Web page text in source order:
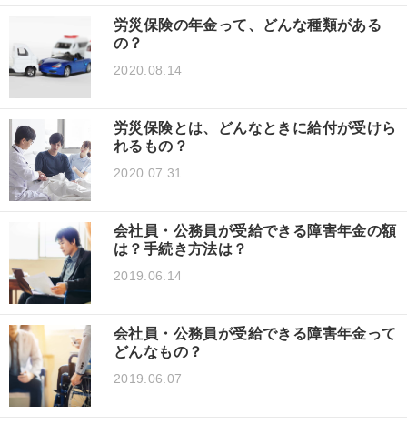
労災保険の年金って、どんな種類がある
の？
2020.08.14
労災保険とは、どんなときに給付が受けら
れるもの？
2020.07.31
会社員・公務員が受給できる障害年金の額
は？手続き方法は？
2019.06.14
会社員・公務員が受給できる障害年金って
どんなもの？
2019.06.07